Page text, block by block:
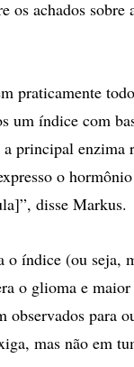
os achados
praticamente
um índice com
principal enzima
o
disse Markus.
o índice (ou seja,
o glioma e
observados para
mas não em